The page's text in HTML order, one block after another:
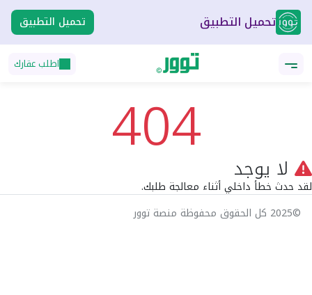
تحميل التطبيق تحميل التطبيق
اطلب عقارك
404 لا يوجد
لقد حدث خطأ داخلي أثناء معالجة طلبك.
©2025 كل الحقوق محفوظة منصة توور